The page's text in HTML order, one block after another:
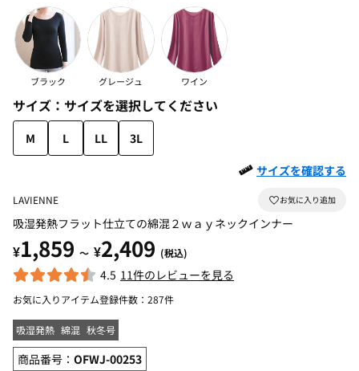
ブラック グレージュ ワイン
サイズ： サイズを選択してください
M L LL
3L
サイズを確認する
LAVIENNE
吸湿発熱フラット仕立ての綿混２ｗａｙネックインナー
¥1,859 ～ ¥2,409 (税込)
4.5 11件のレビューを見る
お気に入りアイテム登録件数： 287件
吸湿発熱 綿混 秋冬号
商品番号： OFWJ-00253